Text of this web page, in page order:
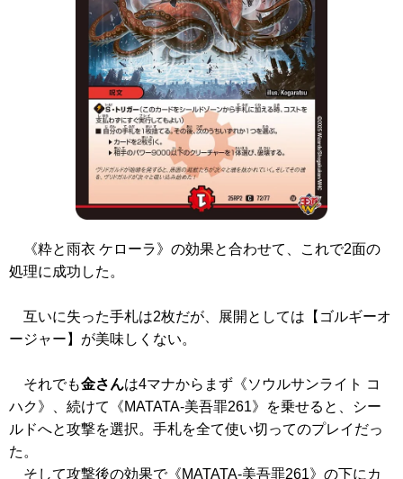
《粋と雨衣 ケローラ》 の効果と合わせて、これで2面の
処理に成功した。
互いに失った手札は2枚だが、展開としては【ゴルギーオ
ージャー】が美味しくない。
それでも金さんは4マナからまず 《ソウルサンライト コ
ハク》
、続けて 《MATATA-美吾罪261》
を乗せると、シー
ルドへと攻撃を選択。手札を全て使い切ってのプレイだっ
た。
そして攻撃後の効果で《MATATA-美吾罪261》 の下にカ